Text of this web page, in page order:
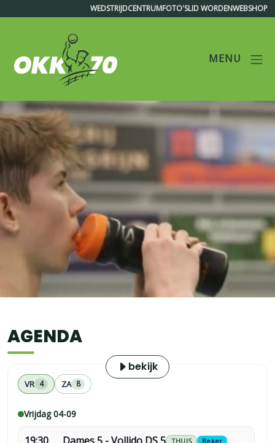
WEDSTRIJDCENTRUMFOTO'SLID WORDENWEBSHOP
OKK'70
MENU
bekijk
AGENDA
VR 4 ZA 8
Vrijdag 04-09
THUIS Beker